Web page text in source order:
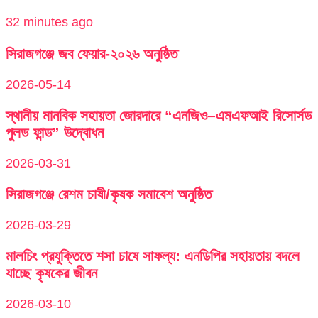
32 minutes ago
সিরাজগঞ্জে জব ফেয়ার-২০২৬ অনুষ্ঠিত
2026-05-14
স্থানীয় মানবিক সহায়তা জোরদারে “এনজিও–এমএফআই রিসোর্সড
পুলড ফান্ড” উদ্বোধন
2026-03-31
সিরাজগঞ্জে রেশম চাষী/কৃষক সমাবেশ অনুষ্ঠিত
2026-03-29
মালচিং প্রযুক্তিতে শসা চাষে সাফল্য: এনডিপির সহায়তায় বদলে
যাচ্ছে কৃষকের জীবন
2026-03-10